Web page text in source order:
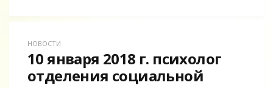
НОВОСТИ
10 января 2018 г. психолог
отделения социальной